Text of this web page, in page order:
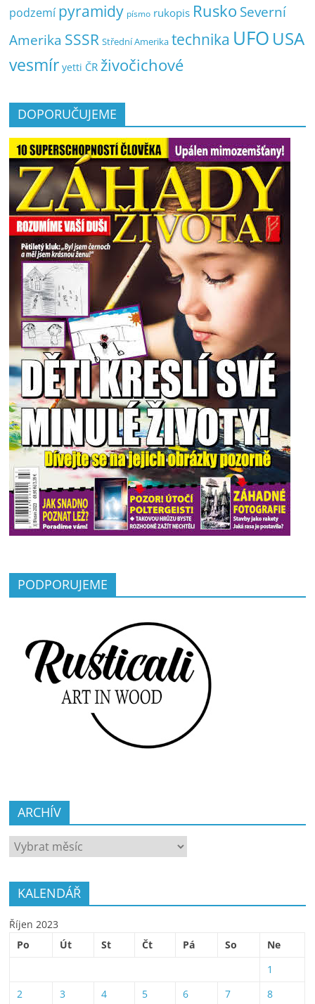
podzemí pyramidy písmo rukopis Rusko Severní
Amerika SSSR Střední Amerika technika UFO USA
vesmír yetti ČR živočichové
DOPORUČUJEME
PODPORUJEME
ARCHÍV
ARCHÍV
KALENDÁŘ
Říjen 2023
Po
Út St Čt Pá So
Ne
1
2
3 4 5 6 7 8